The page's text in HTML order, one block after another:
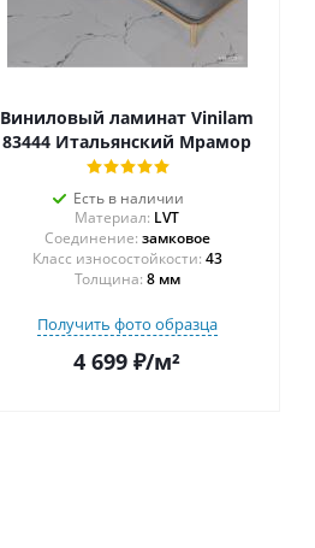
Виниловый ламинат Vinilam
83444 Итальянский Мрамор
Есть в наличии
Материал: LVT
Соединение: замковое
43
Толщина: 8 мм
Получить фото образца
4 699 ₽/м²